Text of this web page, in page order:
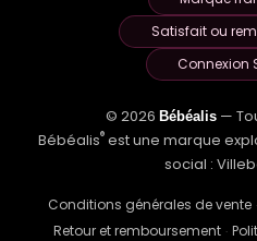
Satisfait ou
Connexion
© 2026 Bébéalis—
Bébéalis® est une marque
social :
Conditions générales de vente
Retour et remboursement ·